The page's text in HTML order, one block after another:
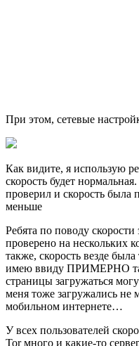
При этом, сетевые
Как видите, я использую
скорость будет
проверил и скорость была
меньше
Ребята по поводу
проверено на нескольких
также, скорость везде
имею ввиду ПРИМЕРНО
страницы загружаться
меня тоже загружались не
мобильном интернете…
У всех пользователей
Tor много и какие-то